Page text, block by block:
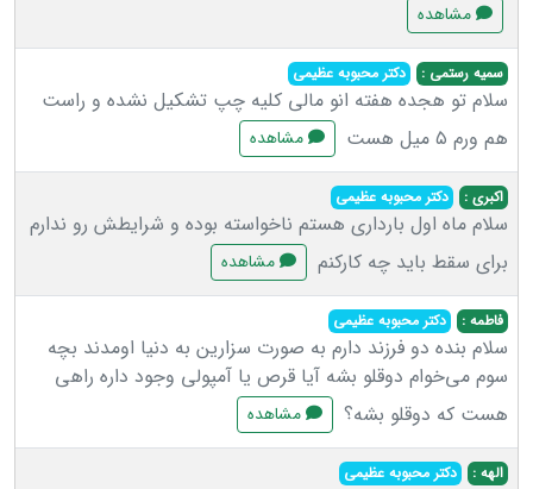
مشاهده
سمیه رستمی : دکتر محبوبه عظیمی
سلام تو هجده هفته انو مالی کلیه چپ تشکیل نشده و راست
هم ورم ۵ میل هست
مشاهده
اکبری : دکتر محبوبه عظیمی
سلام ماه اول بارداری هستم ناخواسته بوده و شرایطش رو ندارم
برای سقط باید چه کارکنم
مشاهده
فاطمه : دکتر محبوبه عظیمی
سلام بنده دو فرزند دارم به صورت سزارین به دنیا اومدند بچه
سوم می‌خوام دوقلو بشه آیا قرص یا آمپولی وجود داره راهی
هست که دوقلو بشه؟
مشاهده
الهه : دکتر محبوبه عظیمی